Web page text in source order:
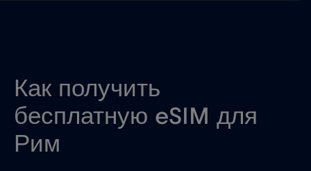
Как получить
бесплатную eSIM для
Рим